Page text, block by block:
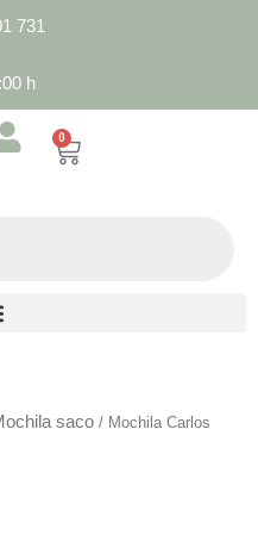
731
h
0
Cart
saco / Mochila Carlos